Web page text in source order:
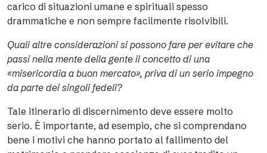
carico di situazioni umane e spirituali spesso
drammatiche e non sempre facilmente risolvibili.
Quali altre considerazioni si possono fare per evitare che
passi nella mente della gente il concetto di una
«misericordia a buon mercato», priva di un serio impegno
da parte dei singoli fedeli?
Tale itinerario di discernimento deve essere molto
serio. È importante, ad esempio, che si comprendano
bene i motivi che hanno portato al fallimento del